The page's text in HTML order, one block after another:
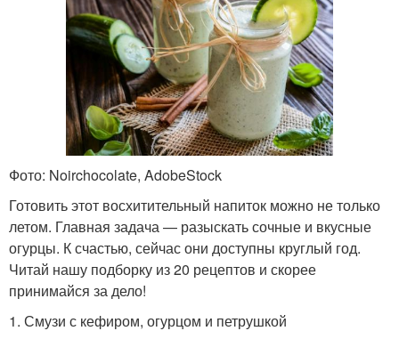
Фото: Noirchocolate, AdobeStock
Готовить этот восхитительный напиток можно не только
летом. Главная задача — разыскать сочные и вкусные
огурцы. К счастью, сейчас они доступны круглый год.
Читай нашу подборку из 20 рецептов и скорее
принимайся за дело!
1. Смузи с кефиром, огурцом и петрушкой